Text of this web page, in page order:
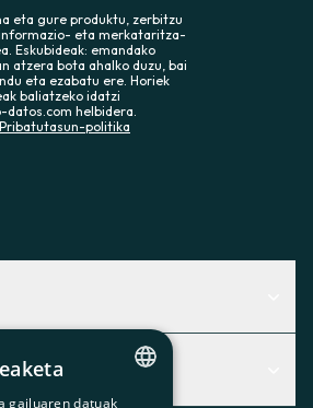
eta gure produktu, zerbitzu
eta merkataritza-
Eskubideak: emandako
atzera bota ahalko duzu, bai
eta ezabatu ere. Horiek
baliatzeko idatzi
datos.com helbidera.
Pribatutasun-politika
zuretzat
gailuaren datuak